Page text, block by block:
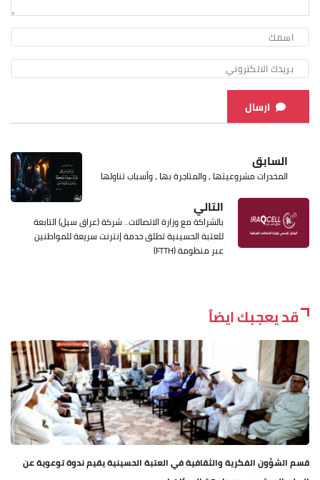
ارسال
السابق
المخدرات مشروعيتها ، والمتاجرة بها ، وأسباب تناولها
التالي
بالشراكة مع وزارة الاتصالات.. شركة (عراق سيل) التابعة
للعتبة الحسينية تطلق خدمة إنترنت سريعة للمواطنين
عبر منظومة (FTTH)
قد يعجبك ايضاً
قسم الشؤون الفكرية والثقافية في العتبة الحسينية يقيم ندوة توعوية عن